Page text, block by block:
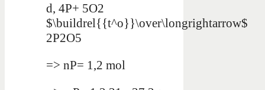
d, 4P+ 5O2
$\buildrel{{t^o}}\over\longrightarrow$
2P2O5
=> nP= 1,2 mol